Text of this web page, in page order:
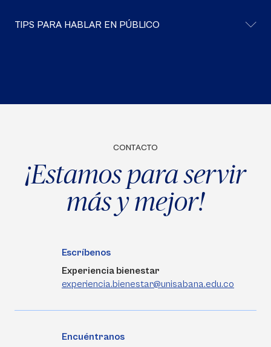
TIPS PARA HABLAR EN PÚBLICO
CONTACTO
¡Estamos para servir
más y mejor!
Escríbenos
Experiencia bienestar
experiencia.bienestar@unisabana.edu.co
Encuéntranos